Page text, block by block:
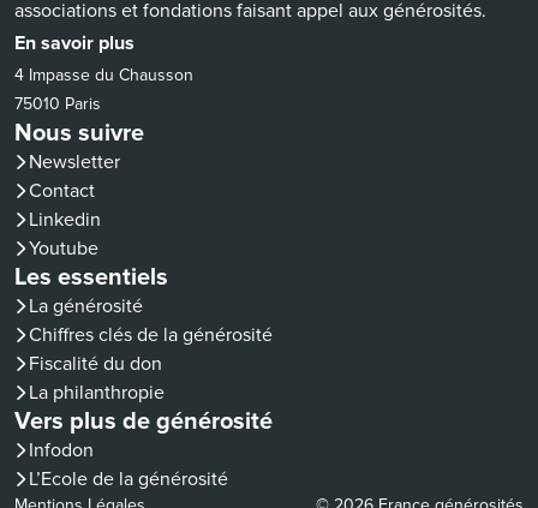
associations et fondations faisant appel aux générosités.
En savoir plus
4 Impasse du Chausson
75010 Paris
Nous suivre
Newsletter
Contact
Linkedin
(nouvelle fenêtre)
Youtube
(nouvelle fenêtre)
Les essentiels
La générosité
Chiffres clés de la générosité
Fiscalité du don
La philanthropie
Vers plus de générosité
Infodon
(nouvelle fenêtre)
L’Ecole de la générosité
(nouvelle fenêtre)